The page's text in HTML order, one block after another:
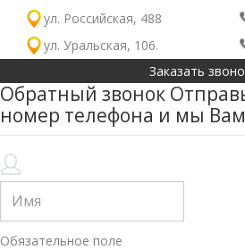
ул. Российская, 488
ул. Уральская, 106.
Заказать
Обратный звонок
номер телефона и мы
Обязательное поле